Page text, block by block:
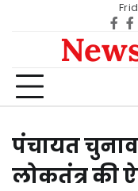
पंचायत
लोकतंत्र की